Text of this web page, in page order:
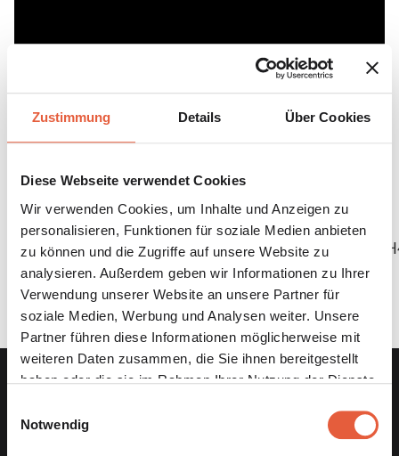
Zustimmung Details Über Cookies
Diese Webseite verwendet Cookies
Wir verwenden Cookies, um Inhalte und Anzeigen zu
personalisieren, Funktionen für soziale Medien anbieten
zu können und die Zugriffe auf unsere Website zu
analysieren. Außerdem geben wir Informationen zu Ihrer
Verwendung unserer Website an unsere Partner für
soziale Medien, Werbung und Analysen weiter. Unsere
Partner führen diese Informationen möglicherweise mit
weiteren Daten zusammen, die Sie ihnen bereitgestellt
haben oder die sie im Rahmen Ihrer Nutzung der Dienste
Notwendig
Den Podcast hören
https://open.spotify.com/episode/